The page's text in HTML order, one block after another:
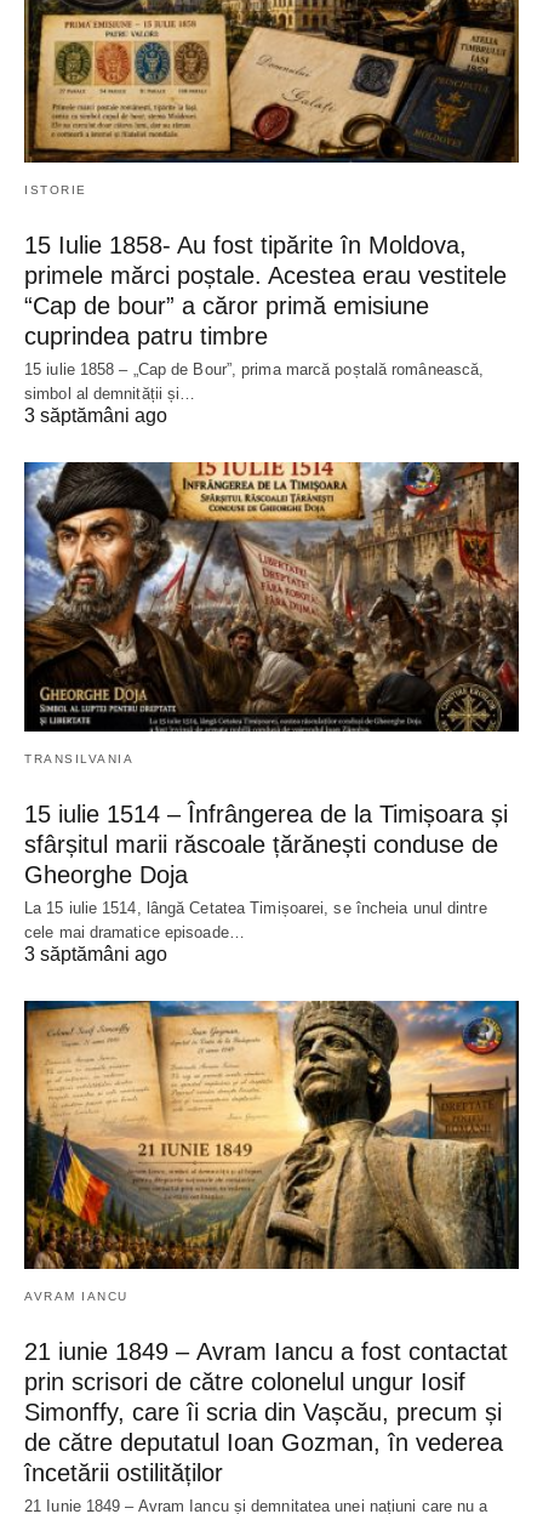
ISTORIE
15 Iulie 1858- Au fost tipărite în Moldova,
primele mărci poștale. Acestea erau vestitele
“Cap de bour” a căror primă emisiune
cuprindea patru timbre
15 iulie 1858 – „Cap de Bour”, prima marcă poștală românească,
simbol al demnității și…
3 săptămâni ago
TRANSILVANIA
15 iulie 1514 – Înfrângerea de la Timișoara și
sfârșitul marii răscoale țărănești conduse de
Gheorghe Doja
La 15 iulie 1514, lângă Cetatea Timișoarei, se încheia unul dintre
cele mai dramatice episoade…
3 săptămâni ago
AVRAM IANCU
21 iunie 1849 – Avram Iancu a fost contactat
prin scrisori de către colonelul ungur Iosif
Simonffy, care îi scria din Vașcău, precum și
de către deputatul Ioan Gozman, în vederea
încetării ostilităților
21 Iunie 1849 – Avram Iancu și demnitatea unei națiuni care nu a